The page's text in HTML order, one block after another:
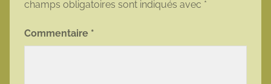
champs obligatoires sont indiqués avec *
Commentaire *